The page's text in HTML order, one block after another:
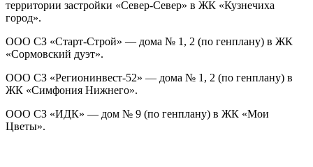
территории застройки «Север-Север» в ЖК «Кузнечиха
город».
ООО СЗ «Старт-Строй» — дома № 1, 2 (по генплану) в ЖК
«Сормовский дуэт».
ООО СЗ «Регионинвест-52» — дома № 1, 2 (по генплану) в
ЖК «Симфония Нижнего».
ООО СЗ «ИДК» — дом № 9 (по генплану) в ЖК «Мои
Цветы».